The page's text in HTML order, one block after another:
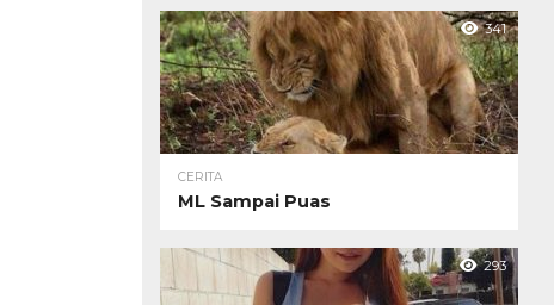
341
CERITA
ML Sampai Puas
293